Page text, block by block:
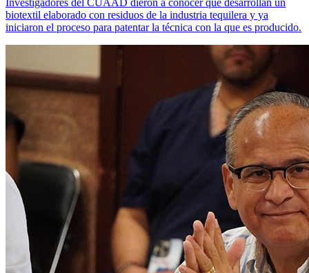
biotextil elaborado con residuos de la industria tequilera y ya
iniciaron el proceso para patentar la técnica con la que es producido.